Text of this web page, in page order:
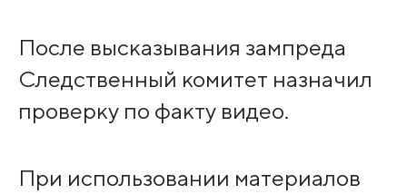
После высказывания зампреда
Следственный комитет назначил
проверку по факту видео.
При использовании материалов